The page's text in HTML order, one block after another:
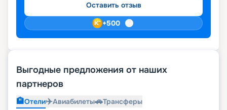
Оставить отзыв
+500
Выгодные предложения от наших
партнеров
🏨Отели✈️Авиабилеты🚗Трансферы